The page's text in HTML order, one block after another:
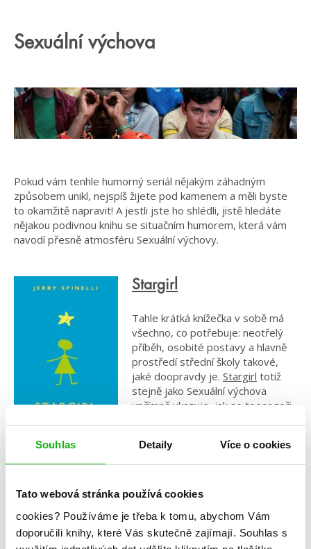
Souhlas Detaily Více o cookies
Tato webová stránka používá cookies
cookies? Používáme je třeba k tomu, abychom Vám
doporučili knihy, které Vás skutečně zajímají. Souhlas s
Sexuální výchova
Pokud vám tenhle humorný seriál nějakým záhadným
způsobem unikl, nejspíš žijete pod kamenem a měli byste
to okamžitě napravit! A jestli jste ho shlédli, jistě hledáte
nějakou podivnou knihu se situačním humorem, která vám
navodí přesně atmosféru Sexuální výchovy.
Stargirl
Tahle krátká knížečka v sobě má
všechno, co potřebuje: neotřelý
příběh, osobité postavy a hlavně
prostředí střední školy takové,
jaké doopravdy je. Stargirl totiž
stejně jako Sexuální výchova
upřímně ukazuje, jak se teenageři
navíc citlivě ukazuje i to, že každý má právo nic neskrývat a
nepřizpůsobovat se ostatním jen proto, že je to cool.
Anotace: Od chvíle, kdy se na střední škole v ospalém
Borlock zjistí, co se kolem ní děje, uvědomí si, že se
zamiloval. Zamilovalo se do ní celé město, ale jeho obdiv